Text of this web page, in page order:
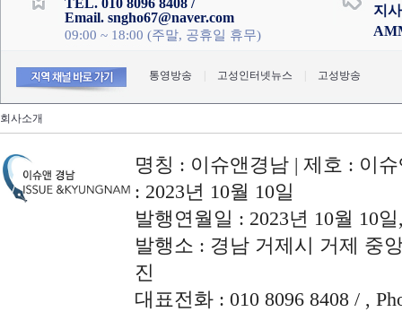
TEL. 010 8096 8408 /
Email. sngho67@naver.com
09:00 ~ 18:00 (주말, 공휴일 휴무)
지
통영방송 고성인터넷뉴스 고성방송
회사소개
명칭 : 이슈앤경남 | 제호 : 이
: 2023년 10월 10일
발행연월일 : 2023년 10월 10
발행소 : 경남 거제시 거제 중
진
대표전화 : 010 8096 8408 / ,